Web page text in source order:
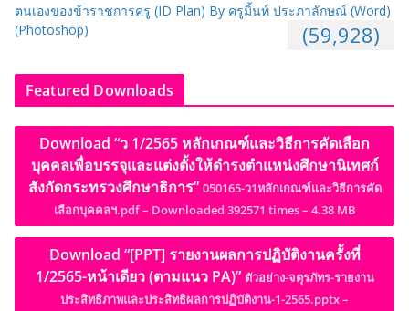
ตนเองของข้าราชการครู (ID Plan) By ครูมิ้นท์ ประภาลักษณ์ (Word)
(Photoshop)
(59,928)
Featured Downloads
Download “ว 1/2565 หลักเกณฑ์และวิธีการคัดเลือก
บุคคลเพื่อบรรจุและแต่งตั้งให้ดำรงตำแหน่งศึกษานิเทศก์
สังกัดกระทรวงศึกษาธิการ” 050165-ว1หลักเกณฑ์และวิธีการคัด
เลือกบุคคลฯ.pdf – Downloaded 392571 times – 4.38 MB
Download “[PPT] รายงานผลการปฏิบัติงานครั้งที่
1/2565-หน้าเดียว (ตามแนว PA)” ตัวอย่าง-จตุรภัทร-รายงาน
ประสิทธิภาพและประสิทธิผลการปฏิบัติงาน-1-2565.pptx –